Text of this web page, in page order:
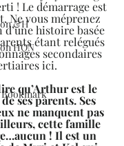
&H
HQN
! Le démarrage est
Ne vous méprenez
d’une histoire basée
étant relégués
secondaires
ici.
qu’Arthur est le
ses parents. Ses
ne manquent pas
cette famille
! Il est un